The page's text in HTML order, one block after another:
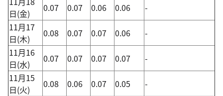
日(金)
0.07 0.07 0.06 0.06
-
11月17
日(木)
0.08 0.07 0.07 0.06
-
11月16
日(水)
0.07 0.07 0.07 0.07
-
11月15
日(火)
0.08 0.06 0.07 0.05
-